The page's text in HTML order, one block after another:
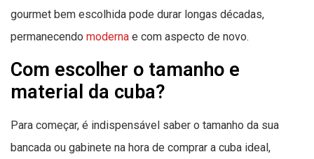
gourmet bem escolhida pode durar longas décadas,
permanecendo moderna e com aspecto de novo.
Com escolher o tamanho e
material da cuba?
Para começar, é indispensável saber o tamanho da sua
bancada ou gabinete na hora de comprar a cuba ideal,